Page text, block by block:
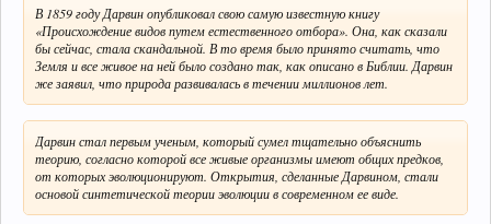
В 1859 году Дарвин опубликовал свою самую известную книгу
«Происхождение видов путем естественного отбора». Она, как сказали
бы сейчас, стала скандальной. В то время было принято считать, что
Земля и все живое на ней было создано так, как описано в Библии. Дарвин
же заявил, что природа развивалась в течении миллионов лет.
Дарвин стал первым ученым, который сумел тщательно объяснить
теорию, согласно которой все живые организмы имеют общих предков,
от которых эволюционируют. Открытия, сделанные Дарвином, стали
основой синтетической теории эволюции в современном ее виде.